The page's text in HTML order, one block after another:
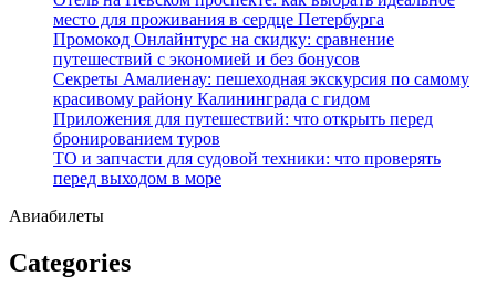
место для проживания в сердце Петербурга
Промокод Онлайнтурс на скидку: сравнение
путешествий с экономией и без бонусов
Секреты Амалиенау: пешеходная экскурсия по самому
красивому району Калининграда с гидом
Приложения для путешествий: что открыть перед
бронированием туров
ТО и запчасти для судовой техники: что проверять
перед выходом в море
Авиабилеты
Categories